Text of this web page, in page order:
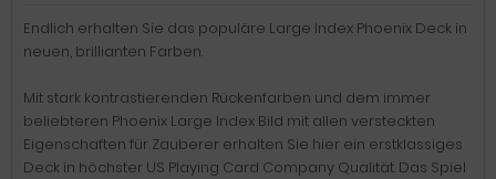
Endlich erhalten Sie das populäre Large Index Phoenix Deck in
neuen, brillianten Farben.
Mit stark kontrastierenden Rückenfarben und dem immer
beliebteren Phoenix Large Index Bild mit allen versteckten
Eigenschaften für Zauberer erhalten Sie hier ein erstklassiges
Deck in höchster US Playing Card Company Qualität. Das Spiel